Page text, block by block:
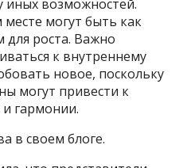
иных возможностей.
могут быть как
роста. Важно
к внутреннему
новое, поскольку
могут привести к
гармонии.
в своем блоге.